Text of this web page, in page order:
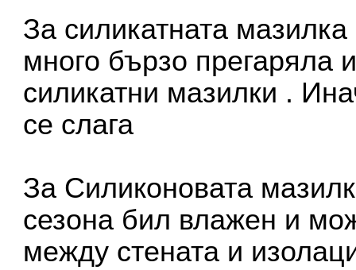
За силикатната
много бързо прегаряла
силикатни мазилки .
се слага
За Силиконовата
сезона бил влажен и
между стената и